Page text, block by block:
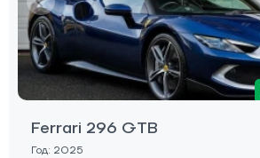
Ferrari 296 GTB
Год: 2025